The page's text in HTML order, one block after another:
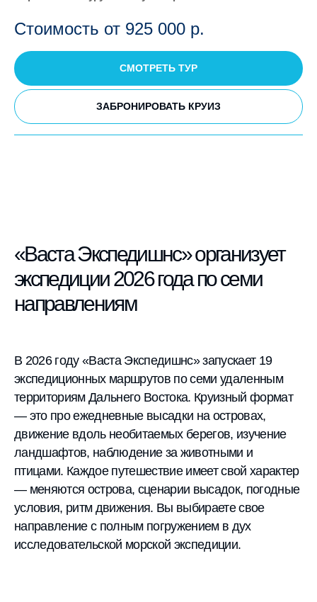
Стоимость от 925 000 р.
СМОТРЕТЬ ТУР
ЗАБРОНИРОВАТЬ КРУИЗ
«Васта Экспедишнс» организует
экспедиции 2026 года по семи
направлениям
В 2026 году «Васта Экспедишнс» запускает 19
экспедиционных маршрутов по семи удаленным
территориям Дальнего Востока. Круизный формат
— это про ежедневные высадки на островах,
движение вдоль необитаемых берегов, изучение
ландшафтов, наблюдение за животными и
птицами. Каждое путешествие имеет свой характер
— меняются острова, сценарии высадок, погодные
условия, ритм движения. Вы выбираете свое
направление с полным погружением в дух
исследовательской морской экспедиции.